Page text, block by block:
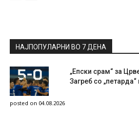
НАЈПОПУЛАРНИ ВО 7 ДЕНА
„Епски срам“ за
Загреб со
posted on 04.08.2026